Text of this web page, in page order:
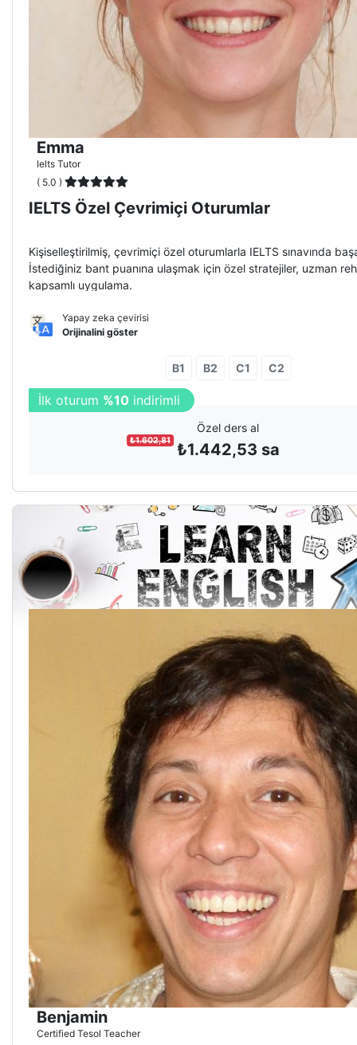
Emma
Ielts Tutor
( 5.0 )
IELTS Özel Çevrimiçi Oturumlar
Kişiselleştirilmiş, çevrimiçi özel oturumlarla IELTS sınavında
İstediğiniz bant puanına ulaşmak için özel stratejiler, uzman
kapsamlı uygulama.
Yapay zeka çevirisi
Orijinalini göster
B1 B2 C1 C2
İlk oturum %10 indirimli
Özel ders al
₺1.602,81 ₺1.442,53 sa
Benjamin
Certified Tesol Teacher